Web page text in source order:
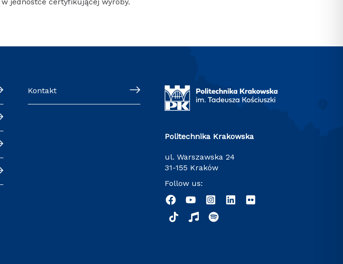
Kontakt
Politechnika Krakowska
ul. Warszawska 24
31-155 Kraków
Follow us: